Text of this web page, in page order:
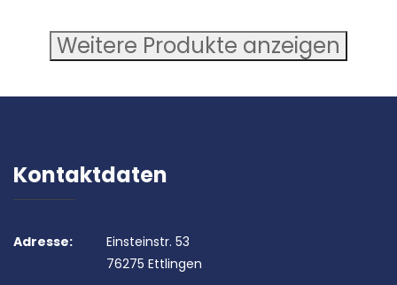
Weitere Produkte anzeigen
Kontaktdaten
Adresse:
Einsteinstr. 53
76275 Ettlingen